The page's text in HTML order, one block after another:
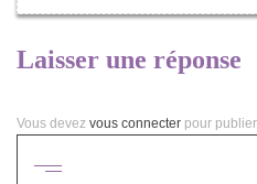
Laisser une réponse
Vous devez vous connecter pour